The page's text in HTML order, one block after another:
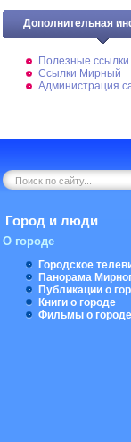
Дополнительная
Полезные ссылки
Ссылки Мирный
Администрация
Город и люди
О городе
Городское
Панорама
Публикации о
Книги о городе
Фильмы о городе